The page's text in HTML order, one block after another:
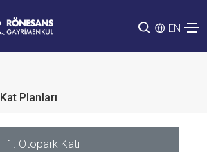
EN
Kat Planları
1. Otopark Katı